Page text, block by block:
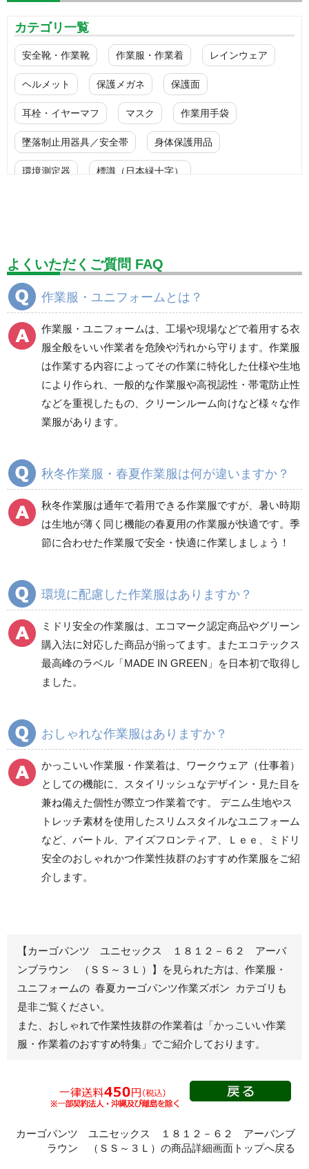
カテゴリ一覧
安全靴・作業靴 作業服・作業着 レインウェア
ヘルメット 保護メガネ 保護面
耳栓・イヤーマフ マスク 作業用手袋
墜落制止用器具／安全帯 身体保護用品
環境測定器 標識（日本緑十字）
設備用品・作業補助用品 工事作業用品
分煙対策機器
電気保守用品 ワイパー クリーンルーム対策用品
防災グッズ（防災セット） 救急医療品
健康管理器具 季節商品 ウイルス対策用品
商品カテゴリ一覧
秋冬長袖
食品産業用長袖
食品産業用半袖
秋冬長袖
ワークパンツ
春夏ワークパンツ作業
ズボン
秋冬ワークパンツ作業
ズボン
ツ
クリーンウェアワーク
パンツ
カーゴパンツ
春夏カーゴパンツ作業
ズボン
ズボン
レディース作業着
ブルゾン
ジャンパー
秋冬長袖
春夏半袖
スモック
春夏半袖
ア
シャツ
シャツ
よくいただくご質問 FAQ
作業服・ユニフォームとは？
作業服・ユニフォームは、工場や現場などで着用する衣
服全般をいい作業者を危険や汚れから守ります。作業服
は作業する内容によってその作業に特化した仕様や生地
により作られ、一般的な作業服や高視認性・帯電防止性
などを重視したもの、クリーンルーム向けなど様々な作
業服があります。
秋冬作業服・春夏作業服は何が違いますか？
秋冬作業服は通年で着用できる作業服ですが、暑い時期
は生地が薄く同じ機能の春夏用の作業服が快適です。季
節に合わせた作業服で安全・快適に作業しましょう！
環境に配慮した作業服はありますか？
ミドリ安全の作業服は、エコマーク認定商品やグリーン
購入法に対応した商品が揃ってます。またエコテックス
最高峰のラベル「MADE IN GREEN」を日本初で取得し
ました。
おしゃれな作業服はありますか？
かっこいい作業服・作業着は、ワークウェア（仕事着）
としての機能に、スタイリッシュなデザイン・見た目を
兼ね備えた個性が際立つ作業着です。 デニム生地やス
トレッチ素材を使用したスリムスタイルなユニフォーム
など、バートル、アイズフロンティア、Ｌｅｅ、ミドリ
安全のおしゃれかつ作業性抜群のおすすめ作業服をご紹
介します。
【カーゴパンツ ユニセックス １８１２－６２ アーバ
ンブラウン （ＳＳ～３Ｌ）】を見られた方は、作業服・
ユニフォームの 春夏カーゴパンツ作業ズボン カテゴリも
是非ご覧ください。
また、おしゃれで作業性抜群の作業着は 「かっこいい作業
服・作業着のおすすめ特集」 でご紹介しております。
カーゴパンツ ユニセックス １８１２－６２ アーバンブ
ラウン （ＳＳ～３Ｌ）の商品詳細画面トップへ戻る